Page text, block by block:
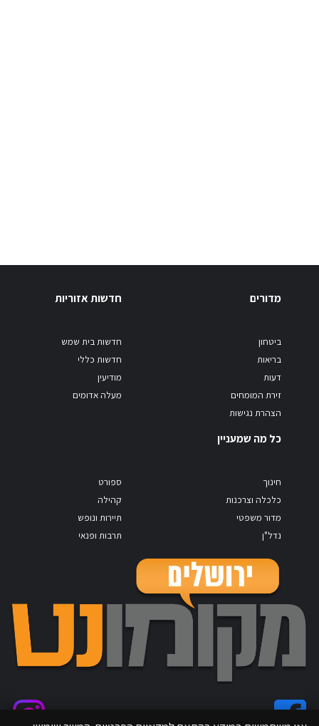
מדורים
ביטחון
בריאות
דעות
זירת המומחים
הצהרת נגישות
חדשות אזוריות
חדשות בית שמש
חדשות כללי
מודיעין
מעלה אדומים
כל מה שמעניין
חינוך
כלכלה וצרכנות
מדור משפטי
נדל"ן
ספורט
קהילה
תיירות ונופש
תרבות ופנאי